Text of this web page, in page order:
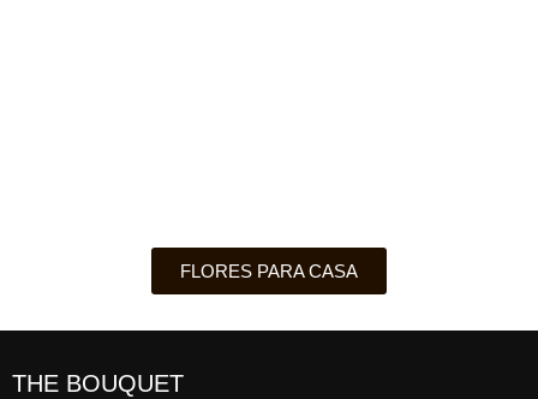
FLORES PARA CASA
THE BOUQUET